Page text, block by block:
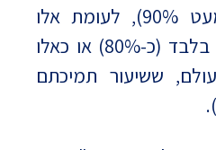
אקטיבי גבוה מאוד (כמעט 90%), לעומת אלו
שביקרו בארץ פעם אחת בלבד (כ-80%) או כאלו
ששיעור תמיכתם